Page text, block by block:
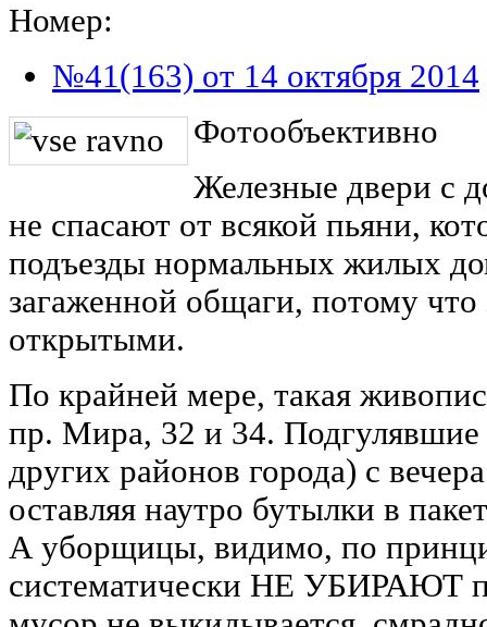
Номер:
№41(163) от 14 октября 2014
Фотообъективно
Железные двери с
не спасают от всякой пьяни,
подъезды нормальных жилых
загаженной общаги, потому что
открытыми.
По крайней мере, такая
пр. Мира, 32 и 34.
других районов города) с
оставляя наутро бутылки в
А уборщицы, видимо, по
систематически НЕ УБИРАЮТ